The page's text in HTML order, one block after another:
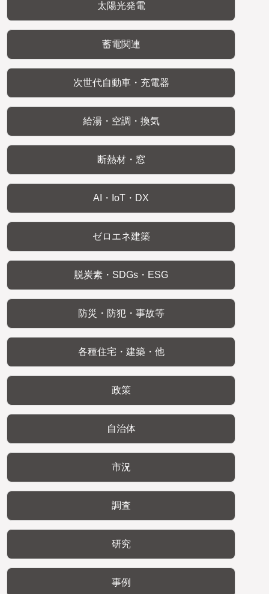
太陽光発電
蓄電関連
次世代自動車・充電器
給湯・空調・換気
断熱材・窓
AI・IoT・DX
ゼロエネ建築
脱炭素・SDGs・ESG
防災・防犯・事故等
各種住宅・建築・他
政策
自治体
市況
調査
研究
事例